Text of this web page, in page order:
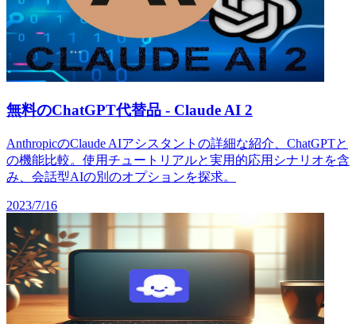
無料のChatGPT代替品 - Claude AI 2
AnthropicのClaude AIアシスタントの詳細な紹介、ChatGPTと
の機能比較。使用チュートリアルと実用的応用シナリオを含
み、会話型AIの別のオプションを探求。
2023/7/16